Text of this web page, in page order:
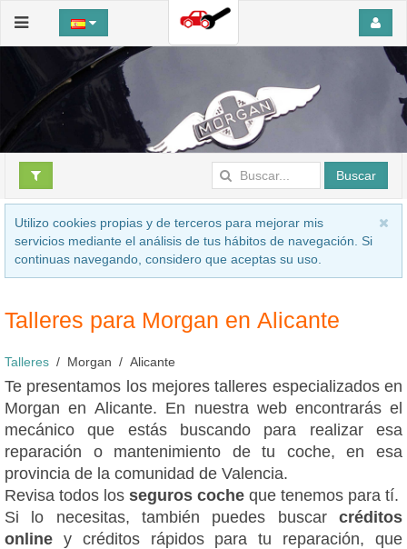
Buscar
Utilizo cookies propias y de terceros para mejorar mis
servicios mediante el análisis de tus hábitos de navegación. Si
continuas navegando, considero que aceptas su uso.
Talleres para Morgan en Alicante
Talleres Morgan Alicante
Te presentamos los mejores talleres especializados en
Morgan en Alicante. En nuestra web encontrarás el
mecánico que estás buscando para realizar esa
reparación o mantenimiento de tu coche, en esa
provincia de la comunidad de Valencia.
Revisa todos los seguros coche que tenemos para tí.
Si lo necesitas, también puedes buscar créditos
online y créditos rápidos para tu reparación, que